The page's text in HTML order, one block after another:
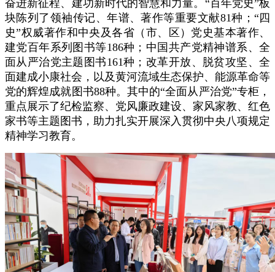
奋进新征程、建功新时代的智慧和力量。“百年党史”板
块陈列了领袖传记、年谱、著作等重要文献81种；“四
史”权威著作和中央及各省（市、区）党史基本著作、
建党百年系列图书等186种；中国共产党精神谱系、全
面从严治党主题图书161种；改革开放、脱贫攻坚、全
面建成小康社会，以及黄河流域生态保护、能源革命等
党的辉煌成就图书88种。其中的“全面从严治党”专柜，
重点展示了纪检监察、党风廉政建设、家风家教、红色
家书等主题图书，助力扎实开展深入贯彻中央八项规定
精神学习教育。